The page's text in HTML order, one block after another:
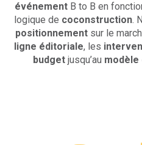
événement B to B en
logique de coconstruction.
positionnementsur le
ligne éditoriale, les
budgetjusqu’au modèle